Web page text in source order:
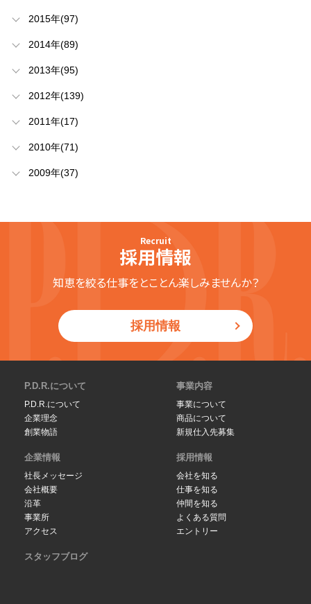
2015年(97)
2014年(89)
2013年(95)
2012年(139)
2011年(17)
2010年(71)
2009年(37)
Recruit
採用情報
知恵を絞る仕事をとことん楽しみませんか？
採用情報
P.D.R.について
P.D.R.について
企業理念
創業物語
事業内容
事業について
商品について
新規仕入先募集
企業情報
社長メッセージ
会社概要
沿革
事業所
アクセス
採用情報
会社を知る
仕事を知る
仲間を知る
よくある質問
エントリー
スタッフブログ